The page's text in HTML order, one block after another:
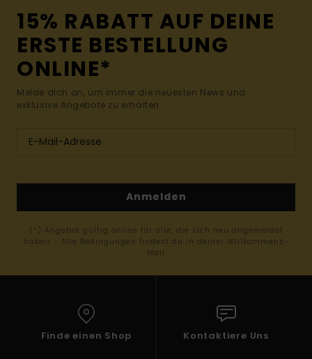
15% RABATT AUF DEINE
ERSTE BESTELLUNG
ONLINE*
Melde dich an, um immer die neuesten News und
exklusive Angebote zu erhalten.
Anmelden
(*) Angebot gültig online für alle, die sich neu angemeldet
haben - Alle Bedingungen findest du in deiner Willkommens-
Mail
Finde einen Shop Kontaktiere Uns